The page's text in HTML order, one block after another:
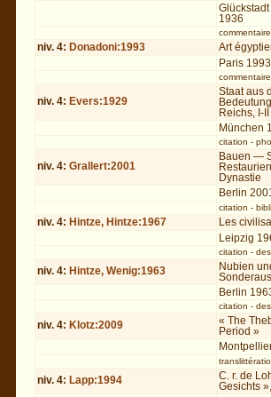
1936
commentaire
niv. 4: Donadoni:1993
Art
Paris 1993
commentaire
niv. 4: Evers:1929
Staat aus
Reichs, I-II
München
citation -
niv. 4:Grallert:2001
Bauen —
Dynastie
Berlin
citation -
niv. 4: Hintze, Hintze:1967
Les
Leipzig
citation -
niv. 4: Hintze, Wenig:1963
Nubien
Berlin
citation -
niv. 4: Klotz:2009
« The
Period »
niv. 4: Lapp:1994
C. r. de
Gesichts